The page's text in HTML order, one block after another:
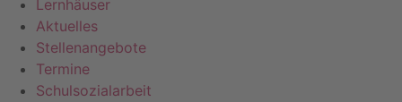
Lernhäuser
Aktuelles
Stellenangebote
Termine
Schulsozialarbeit